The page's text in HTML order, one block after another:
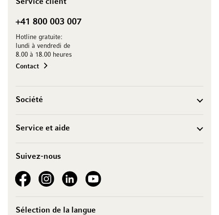
Service client
+41 800 003 007
Hotline gratuite:
lundi à vendredi de
8.00 à 18.00 heures
Contact
Société
Service et aide
Suivez-nous
See our FacebookSee our Instagram account
See our LinkedInSee our YouTube channel
Sélection de la langue